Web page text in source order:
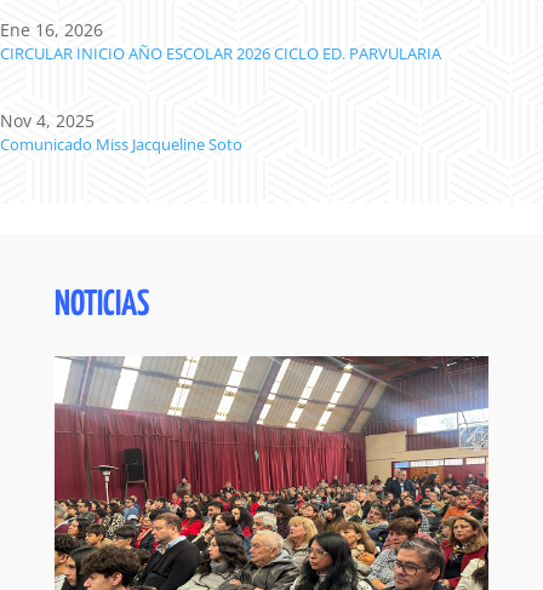
Ene 16, 2026
CIRCULAR INICIO AÑO ESCOLAR 2026 CICLO ED. PARVULARIA
Nov 4, 2025
Comunicado Miss Jacqueline Soto
NOTICIAS